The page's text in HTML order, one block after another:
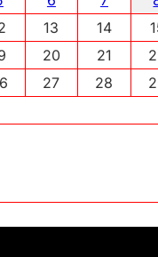
13 14
20 21
27 28